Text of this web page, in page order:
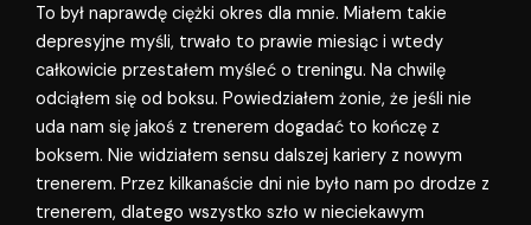
To był naprawdę ciężki okres dla mnie. Miałem takie
depresyjne myśli, trwało to prawie miesiąc i wtedy
całkowicie przestałem myśleć o treningu. Na chwilę
odciąłem się od boksu. Powiedziałem żonie, że jeśli nie
uda nam się jakoś z trenerem dogadać to kończę z
boksem. Nie widziałem sensu dalszej kariery z nowym
trenerem. Przez kilkanaście dni nie było nam po drodze z
trenerem, dlatego wszystko szło w nieciekawym